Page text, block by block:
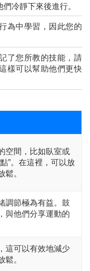
冷靜下來後進行。
為中學習，因此您的
了您所教的技能，請
樣可以幫助他們更快
空間，比如臥室或
”。在這裡，可以放
鬆。
調節極為有益。鼓
與他們分享運動的
這可以有效地減少
鬆。